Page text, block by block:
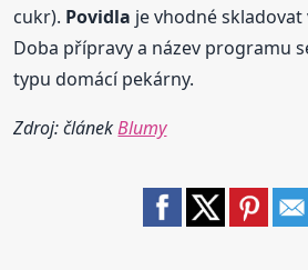
cukr). Povidla je vhodné
Doba přípravy a název programu
typu domácí pekárny.
Zdroj: článekBlumy